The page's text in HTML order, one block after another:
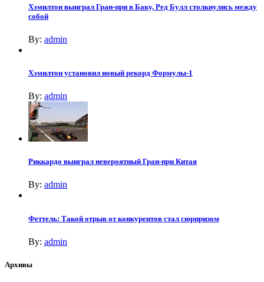
Хэмилтон выиграл Гран-при в Баку, Ред Булл столкнулись между
собой
By: admin
Хэмилтон установил новый рекорд Формулы-1
By: admin
Риккардо выиграл невероятный Гран-при Китая
By: admin
Феттель: Такой отрыв от конкурентов стал сюрпризом
By: admin
Архивы